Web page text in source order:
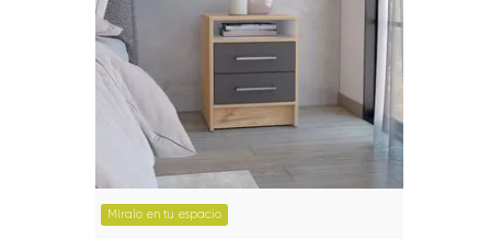
Míralo en tu espacio